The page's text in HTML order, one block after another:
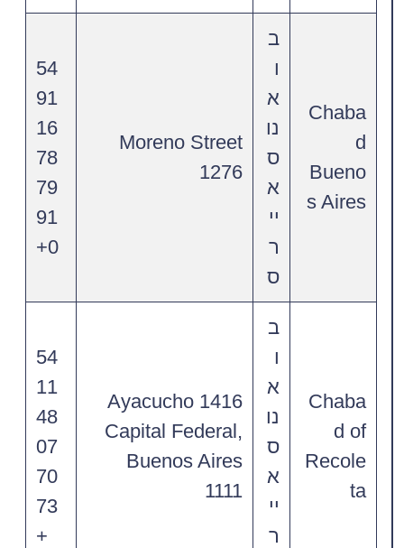
Chaba
d
Bueno
s Aires
ב
ו
א
נו
ס
א
יי
ר
ס
Moreno Street
1276
54
91
16
78
79
91
0+
Chaba
d of
Recole
ta
ב
ו
א
נו
ס
א
יי
ר
Ayacucho 1416
Capital Federal,
Buenos Aires
1111
54
11
48
07
70
73
+